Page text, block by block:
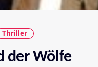
Thriller
der Wölfe